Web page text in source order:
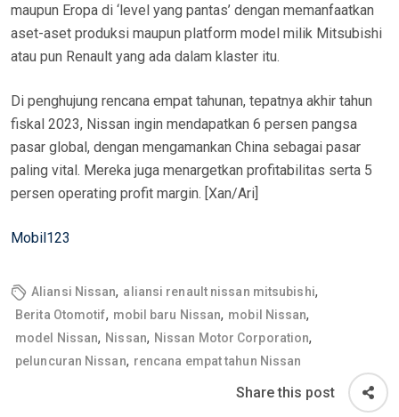
maupun Eropa di ‘level yang pantas’ dengan memanfaatkan
aset-aset produksi maupun platform model milik Mitsubishi
atau pun Renault yang ada dalam klaster itu.
Di penghujung rencana empat tahunan, tepatnya akhir tahun
fiskal 2023, Nissan ingin mendapatkan 6 persen pangsa
pasar global, dengan mengamankan China sebagai pasar
paling vital. Mereka juga menargetkan profitabilitas serta 5
persen operating profit margin. [Xan/Ari]
Mobil123
Aliansi Nissan, aliansi renault nissan mitsubishi,
Berita Otomotif, mobil baru Nissan, mobil Nissan,
model Nissan, Nissan, Nissan Motor Corporation,
peluncuran Nissan, rencana empat tahun Nissan
Share this post